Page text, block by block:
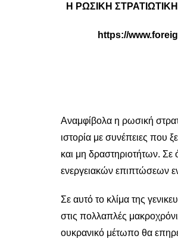
Η ΡΩΣΙΚΗ
https://
Αναμφίβολα η ρωσική
ιστορία με συνέπειες που
και μη δραστηριοτήτων. Σε
ενεργειακών επιπτώσεων
Σε αυτό το κλίμα της
στις πολλαπλές
ουκρανικό μέτωπο θα